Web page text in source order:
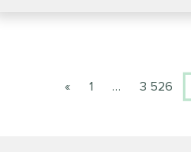
« 1 … 3 526